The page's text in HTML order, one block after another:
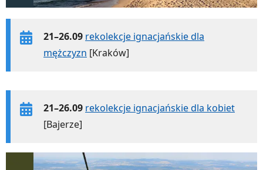
21–26.09 rekolekcje ignacjańskie dla
mężczyzn [Kraków]
21–26.09 rekolekcje ignacjańskie dla kobiet
[Bajerze]